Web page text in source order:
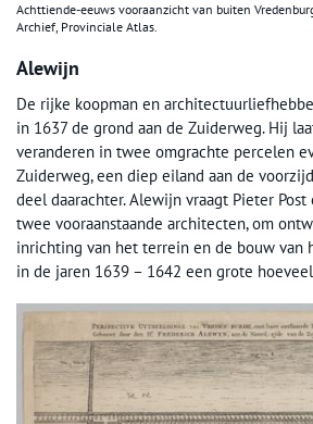
Achttiende-eeuws vooraanzicht van buiten
Archief, Provinciale Atlas.
Alewijn
De rijke koopman en
in 1637 de grond aan de Zuiderweg. Hij
veranderen in twee omgrachte percelen
Zuiderweg, een diep eiland aan de
deel daarachter. Alewijn vraagt Pieter Post
twee vooraanstaande architecten, om
inrichting van het terrein en de bouw van
in de jaren 1639 – 1642 een grote